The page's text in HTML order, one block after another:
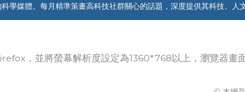
學媒體。每月精準策畫高科技社群關心的話題，深度提供其科技、人
，並將螢幕解析度設定為1360*768以上，瀏覽器畫